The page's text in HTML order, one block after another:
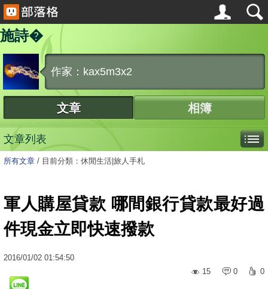
施詩�
作家：kax5m3x2
文章 相簿
文章列表
所有文章 / 目前分類：休閒生活|旅人手札
軍人購屋貸款 哪間銀行貸款最好過
件現金立即快速撥款
2016/01/02 01:54:50
15
0 0